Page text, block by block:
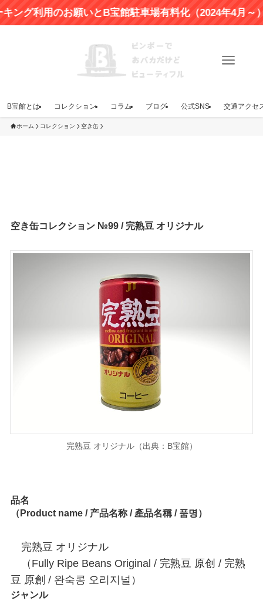
用のお願いとB宝館駐車場有料化（2024年4月～）のお
B宝館とは コレクション コラム ブログ 公式SNS 交通アクセ
ホーム コレクション 空き缶
空き缶コレクション №99 / 完熟豆 オリジナル
完熟豆 オリジナル（出典：B宝館）
品名
（Product name / 产品名称 / 產品名稱 / 품명）
完熟豆 オリジナル
（Fully Ripe Beans Original / 完熟豆 原创 / 完熟
豆 原創 / 완숙콩 오리지널）
ジャンル